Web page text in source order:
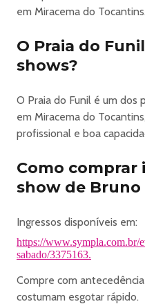
em Miracema do Tocantins.
O Praia do
shows?
O Praia do Funil é um dos
em Miracema do
profissional e boa
Como comprar
show de Bruno
Ingressos disponíveis em:
https://www.sympla.com.br/
sabado/3375163.
Compre com
costumam esgotar rápido.